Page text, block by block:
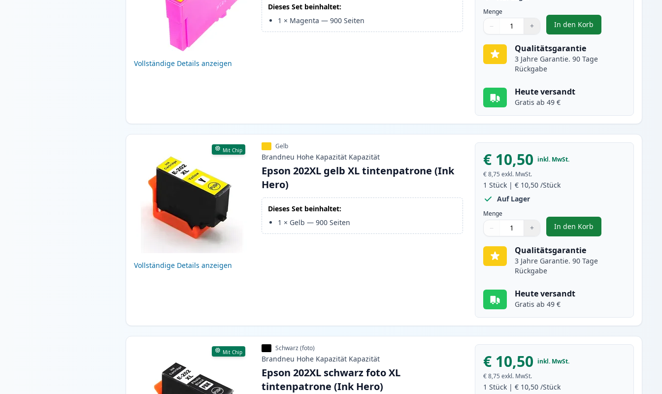
Vollständige Details anzeigen
Dieses Set beinhaltet:
1 × Magenta —900 Seiten
Menge
Menge
Verwenden Sie die Tasten, um anzupassen
− +
Menge 1
In den Korb
, Epson 202XL magenta
Qualitätsgarantie
3 Jahre Garantie. 90 Tage
Rückgabe
Heute versandt
Gratis ab 49 €
Mit Chip
Vollständige Details anzeigen
Gelb
Brandneu Hohe Kapazität Kapazität
Epson 202XL gelb XL tintenpatrone (Ink
Hero)
Dieses Set beinhaltet:
1 × Gelb —900 Seiten
€ 10,50 inkl. MwSt.
€ 8,75 exkl. MwSt.
1 Stück |€ 10,50 /Stück
Auf Lager
Menge
Menge
Verwenden Sie die Tasten, um anzupassen
− +
Menge 1
In den Korb
, Epson 202XL gelb XL
Qualitätsgarantie
3 Jahre Garantie. 90 Tage
Rückgabe
Heute versandt
Gratis ab 49 €
Mit Chip Schwarz (foto)
Brandneu Hohe Kapazität Kapazität
Epson 202XL schwarz foto XL
tintenpatrone (Ink Hero)
€ 10,50 inkl. MwSt.
€ 8,75 exkl. MwSt.
1 Stück |€ 10,50 /Stück